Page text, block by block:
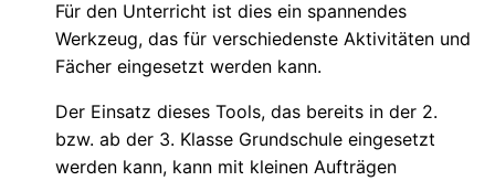
Für den Unterricht ist dies ein spannendes
Werkzeug, das für verschiedenste Aktivitäten und
Fächer eingesetzt werden kann.
Der Einsatz dieses Tools, das bereits in der 2.
bzw. ab der 3. Klasse Grundschule eingesetzt
werden kann, kann mit kleinen Aufträgen